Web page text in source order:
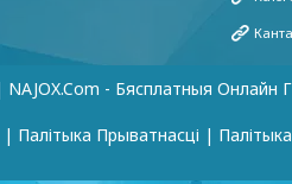
- Бясплатныя Онлайн
| Палітыка Прыватнасці |